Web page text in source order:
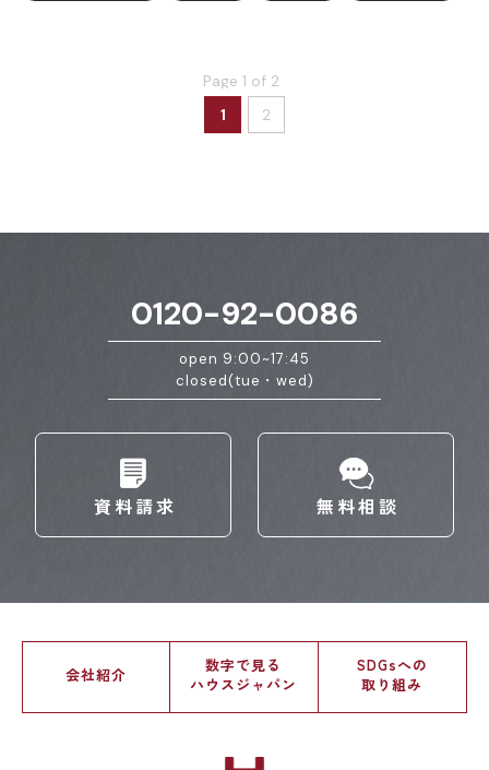
Page 1 of 2
1
2
0120-92-0086
open 9:00~17:45
closed(tue・wed)
資料請求 無料相談
会社紹介
数字で見る
ハウスジャパン
SDGsへの
取り組み